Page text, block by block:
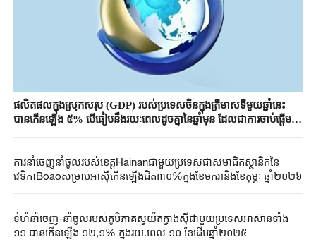
ផលិតផលក្នុងស្រុកសរុប (GDP) របស់ប្រទេសចិនក្នុងត្រីមាសទីមួយឆ្នាំនេះ
បានកើនឡើង ៥% បើធៀបនឹងរយៈពេលដូចគ្នានៃឆ្នាំមុន ដែលជាការចាប់ផ្តើមដ៏
ការនាំចេញនាំចូលរបស់ខេត្តHainanជាមួយប្រទេសជាសមាជិកស្ថានិកនៃ
វេទិកាBoaoសម្រាប់អាស៊ីកើនឡើងជិត៣០%ក្នុងខែមករានិងខែកុម្ភៈ ឆ្នាំ២០២៦
ទំហំនាំចេញ-នាំចូលរបស់ភូមិភាគស្វយ័តក្វាងស៊ីជាមួយប្រទេសអាស៊ានទាំង
១១ បានកើនឡើង ១២,១% ក្នុងរយៈពេល ១០ ខែដើមឆ្នាំ២០២៥